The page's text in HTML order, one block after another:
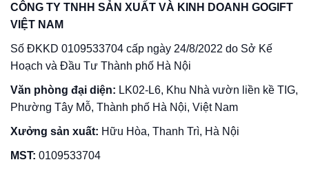
CÔNG TY TNHH SẢN XUẤT VÀ KINH DOANH GOGIFT
VIỆT NAM
Số ĐKKD 0109533704 cấp ngày 24/8/2022 do Sở Kế
Hoạch và Đầu Tư Thành phố Hà Nội
Văn phòng đại diện: LK02-L6, Khu Nhà vườn liền kề TIG,
Phường Tây Mỗ, Thành phố Hà Nội, Việt Nam
Xưởng sản xuất: Hữu Hòa, Thanh Trì, Hà Nội
MST: 0109533704